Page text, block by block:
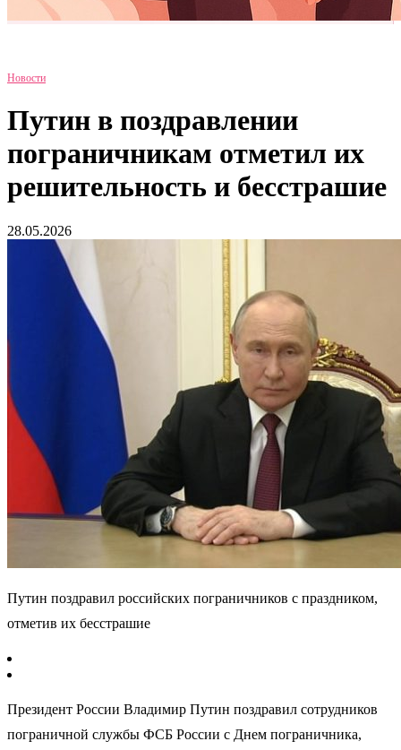
Новости
Путин в поздравлении
пограничникам отметил их
решительность и бесстрашие
28.05.2026
Путин поздравил российских пограничников с праздником,
отметив их бесстрашие
Президент России Владимир Путин поздравил сотрудников
пограничной службы ФСБ России с Днем пограничника,